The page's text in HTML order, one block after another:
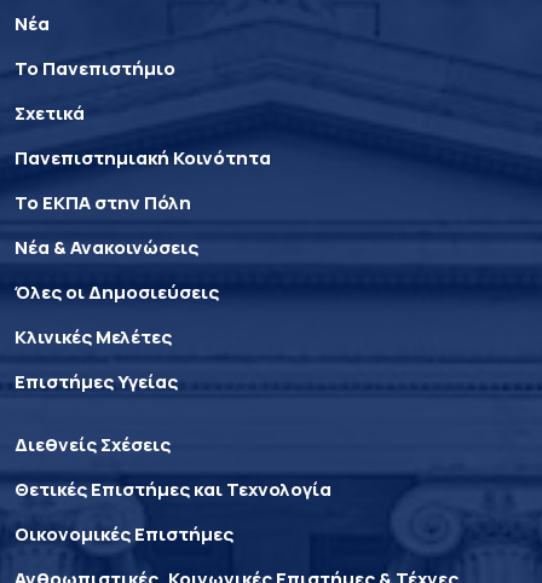
Νέα
Το Πανεπιστήμιο
Σχετικά
Πανεπιστημιακή Κοινότητα
Το ΕΚΠΑ στην Πόλη
Νέα & Ανακοινώσεις
Όλες οι Δημοσιεύσεις
Κλινικές Μελέτες
Επιστήμες Υγείας
Διεθνείς Σχέσεις
Θετικές Επιστήμες και Τεχνολογία
Οικονομικές Επιστήμες